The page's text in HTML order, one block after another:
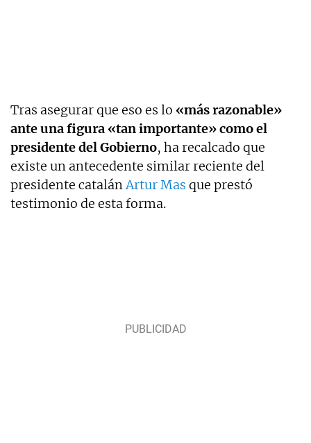
Tras asegurar que eso es lo «más razonable»
ante una figura «tan importante» como el
presidente del Gobierno, ha recalcado que
existe un antecedente similar reciente del
presidente catalánArtur Mas que prestó
testimonio de esta forma.